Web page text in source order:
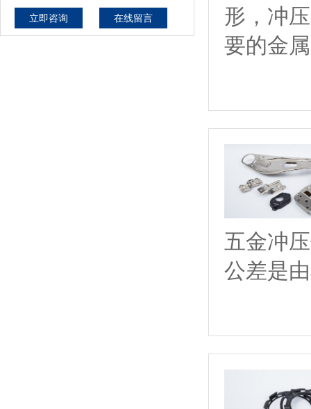
立即咨询 在线留言
形，冲
要的金
五金冲
公差是